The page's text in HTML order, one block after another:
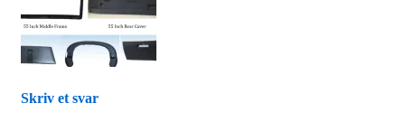
Skriv et svar